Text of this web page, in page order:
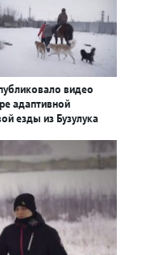
видео
адаптивной
езды из Бузулука